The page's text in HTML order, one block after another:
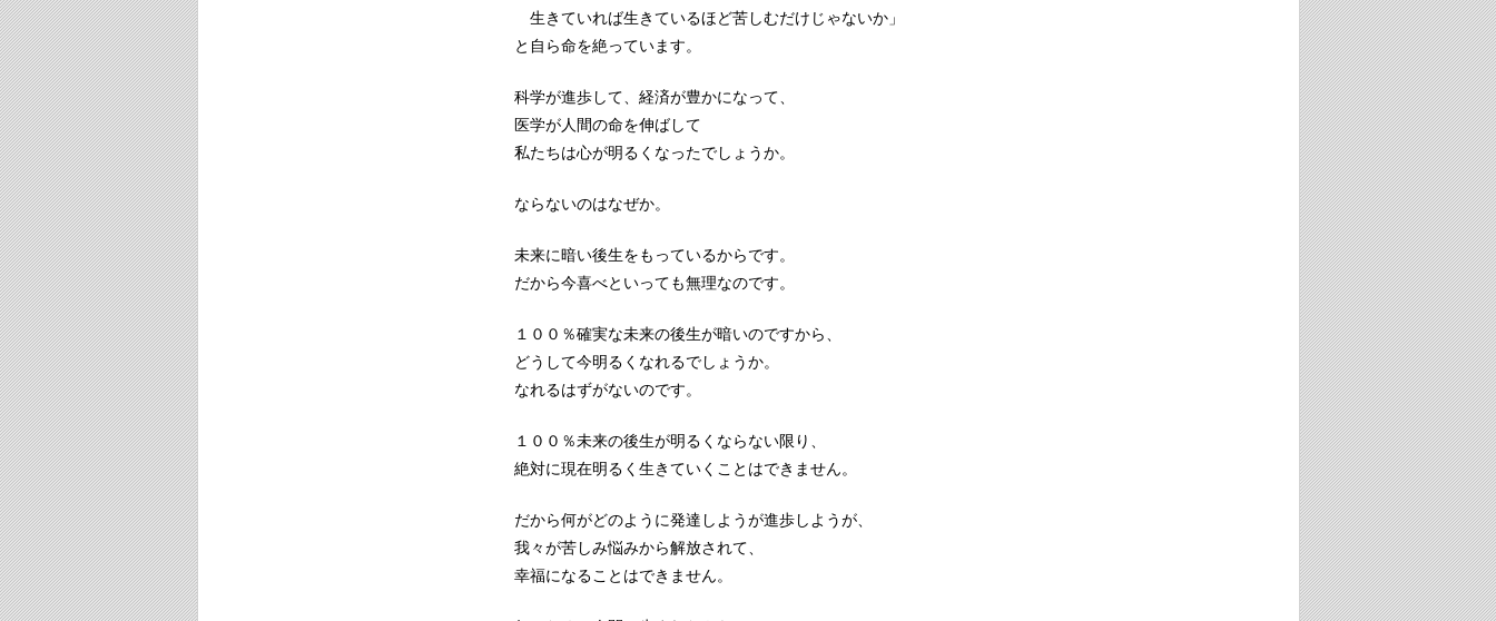
生きていれば生きているほど苦しむだけじゃないか」
と自ら命を絶っています。
科学が進歩して、経済が豊かになって、
医学が人間の命を伸ばして
私たちは心が明るくなったでしょうか。
ならないのはなぜか。
未来に暗い後生をもっているからです。
だから今喜べといっても無理なのです。
１００％確実な未来の後生が暗いのですから、
どうして今明るくなれるでしょうか。
なれるはずがないのです。
１００％未来の後生が明るくならない限り、
絶対に現在明るく生きていくことはできません。
だから何がどのように発達しようが進歩しようが、
我々が苦しみ悩みから解放されて、
幸福になることはできません。